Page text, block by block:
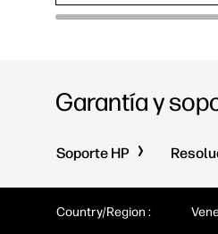
Garantía y
Soporte HP
Country/Region :